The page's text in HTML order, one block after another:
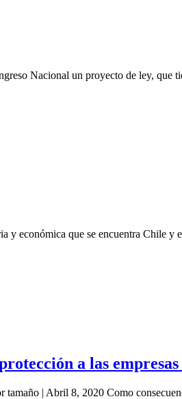
Nacional un proyecto de ley, que
y económica que se encuentra Chile
a las
tamaño | Abril 8, 2020 Como